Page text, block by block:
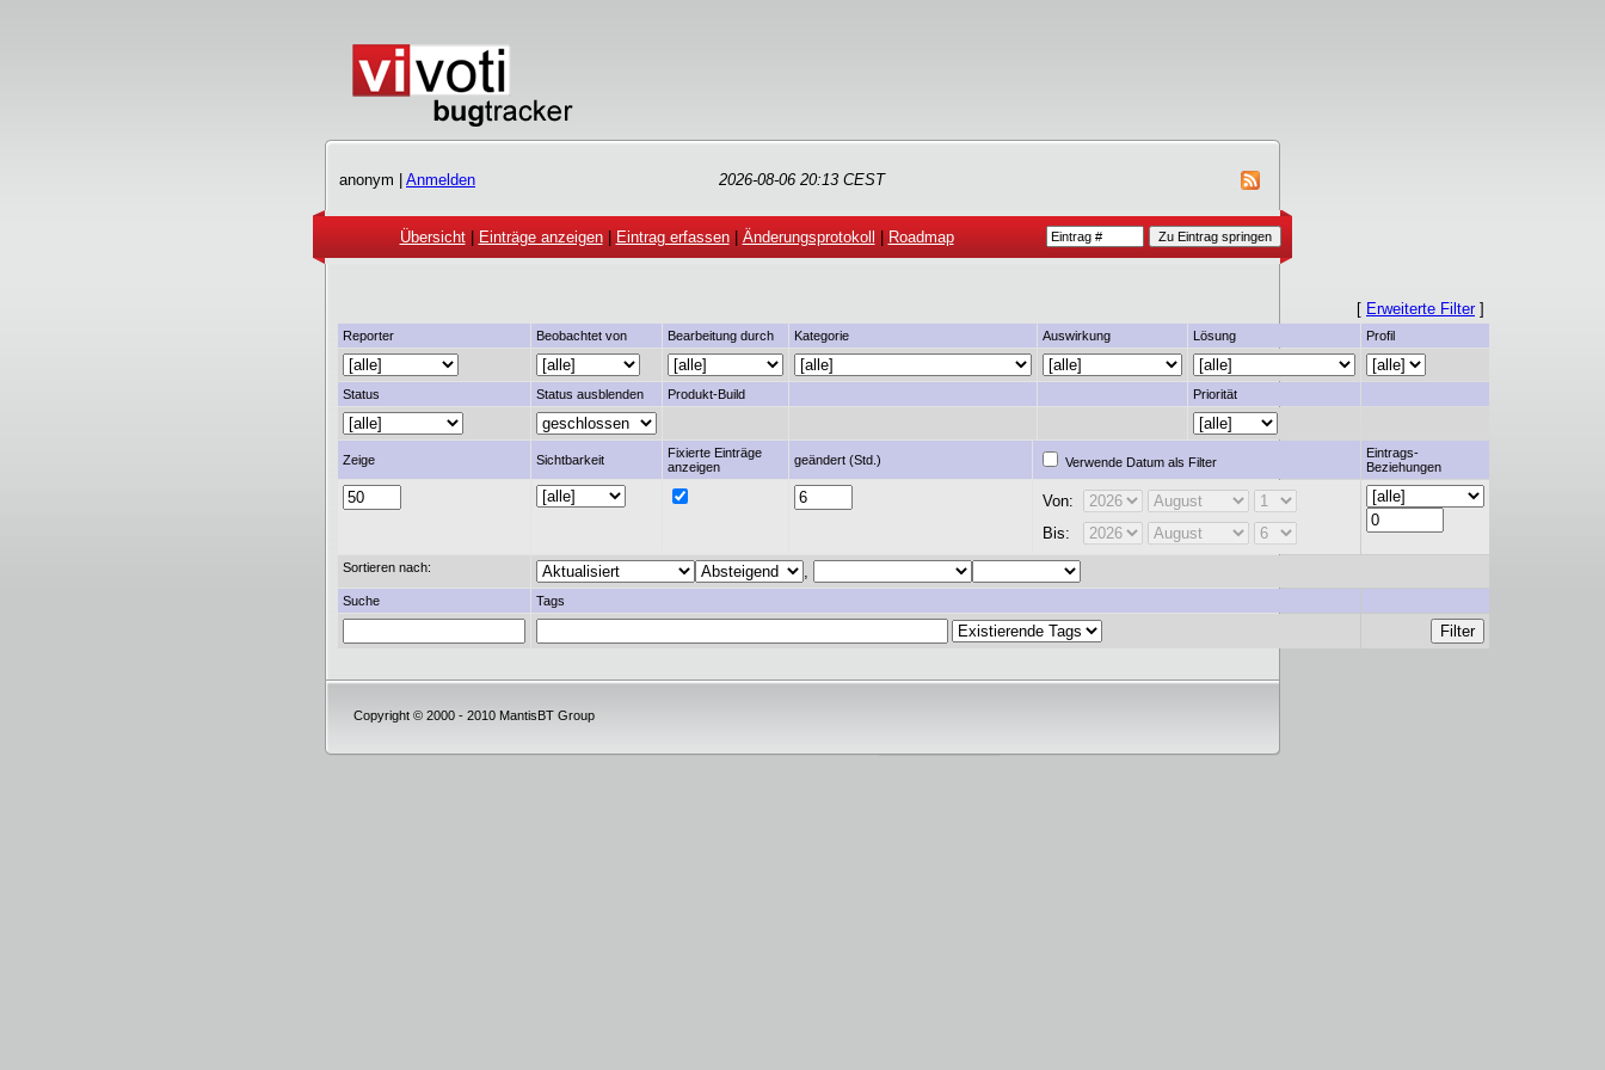
anonym | Anmelden 2026-08-06 20:13 CEST
Übersicht| Einträge anzeigen| Eintrag erfassen| Änderungsprotokoll Roadmap
[ Erweiterte Filter]
Reporter Beobachtet von Bearbeitung durch Kategorie Auswirkung Lösung Profil
Status Status ausblenden Produkt-Build Priorität
Zeige Sichtbarkeit
Fixierte Einträge
anzeigen
geändert (Std.) Verwende Datum als Filter
Eintrags-
Beziehungen
Von:
Bis:
Sortieren nach: ,
Suche Tags
Copyright © 2000 - 2010 MantisBT Group